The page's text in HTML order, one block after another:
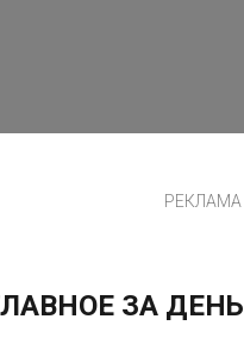
РЕКЛАМА
ЗА ДЕНЬ